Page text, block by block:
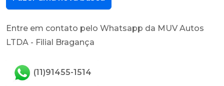
Entre em contato pelo Whatsapp da MUV Autos
LTDA - Filial Bragança
(11)91455-1514